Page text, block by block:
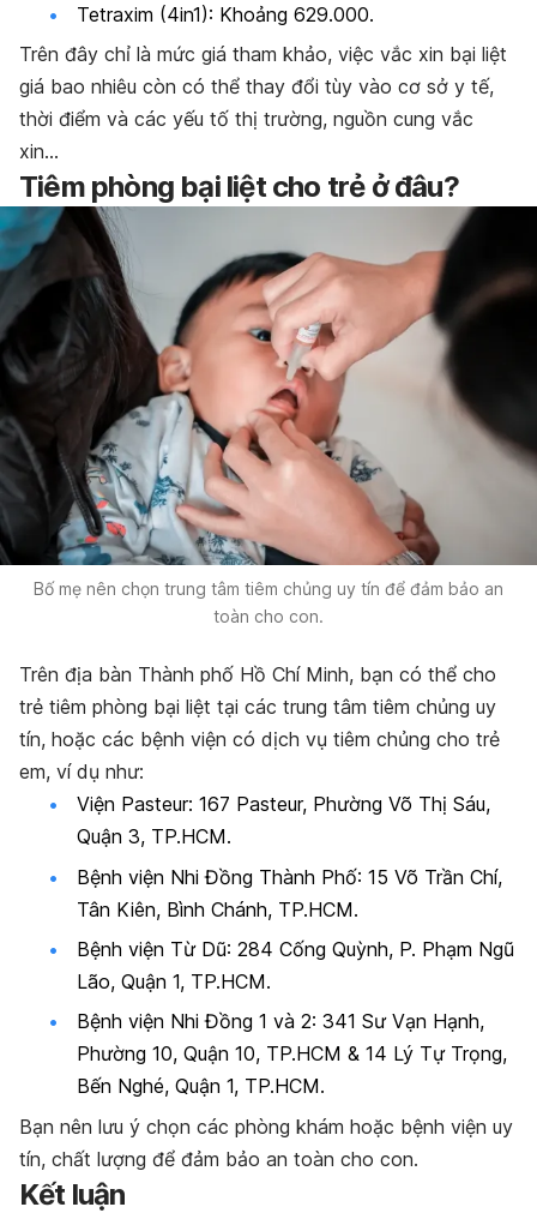
Tetraxim (4in1): Khoảng 629.000.
Trên đây chỉ là mức giá tham khảo, việc vắc xin bại liệt
giá bao nhiêu còn có thể thay đổi tùy vào cơ sở y tế,
thời điểm và các yếu tố thị trường, nguồn cung vắc
xin…
Tiêm phòng bại liệt cho trẻ ở đâu?
Bố mẹ nên chọn trung tâm tiêm chủng uy tín để đảm bảo an
toàn cho con.
Trên địa bàn Thành phố Hồ Chí Minh, bạn có thể cho
trẻ tiêm phòng bại liệt tại các trung tâm tiêm chủng uy
tín, hoặc các bệnh viện có dịch vụ tiêm chủng cho trẻ
em, ví dụ như:
Viện Pasteur: 167 Pasteur, Phường Võ Thị Sáu,
Quận 3, TP.HCM.
Bệnh viện Nhi Đồng Thành Phố: 15 Võ Trần Chí,
Tân Kiên, Bình Chánh, TP.HCM.
Bệnh viện Từ Dũ: 284 Cống Quỳnh, P. Phạm Ngũ
Lão, Quận 1, TP.HCM.
Bệnh viện Nhi Đồng 1 và 2: 341 Sư Vạn Hạnh,
Phường 10, Quận 10, TP.HCM & 14 Lý Tự Trọng,
Bến Nghé, Quận 1, TP.HCM.
Bạn nên lưu ý chọn các phòng khám hoặc bệnh viện uy
tín, chất lượng để đảm bảo an toàn cho con.
Kết luận